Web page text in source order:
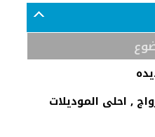
, احلى الموديلات